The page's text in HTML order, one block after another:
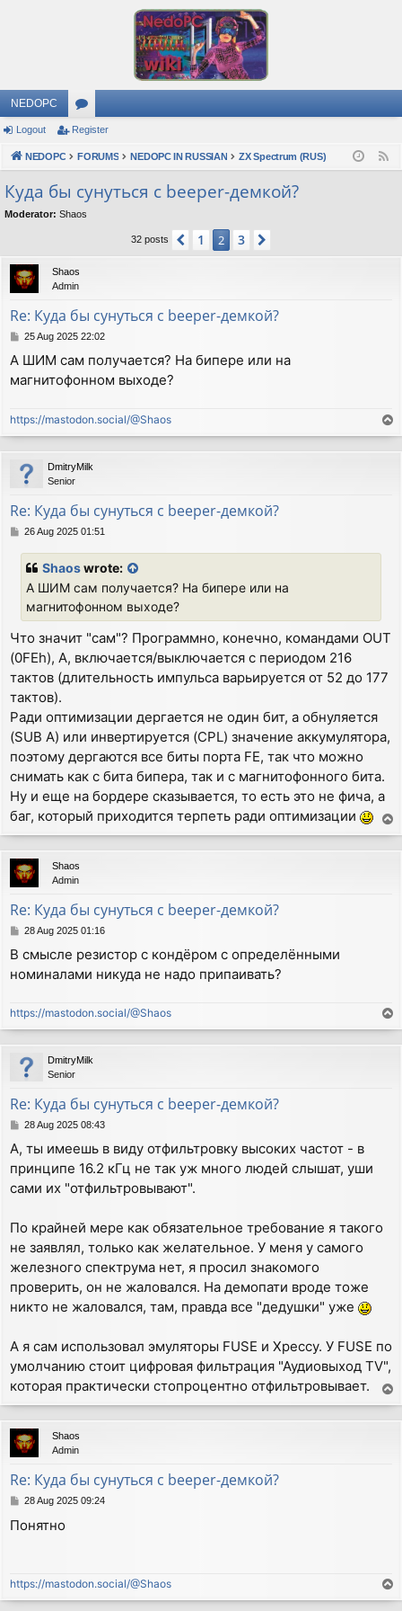
NEDOPC
or
u
s
Logout Register
NEDOPC FORUMS NEDOPC IN RUSSIAN ZX Spectrum (RUS)
Куда бы сунуться с beeper-демкой?
Moderator: Shaos
32 posts Previous
1 2 3
Shaos
Admin
Re: Куда бы сунуться с beeper-демкой?
P
s
t
25 Aug 2025 22:02
А ШИМ сам получается? На бипере или на
магнитофонном выходе?
https://mastodon.social/@Shaos
o
p
DmitryMilk
Senior
Re: Куда бы сунуться с beeper-демкой?
P26 Aug 2025 01:51
Shaoswrote:
А ШИМ сам получается? На бипере или на
магнитофонном выходе?
Что значит "сам"? Программно, конечно, командами OUT
(0FEh), A, включается/выключается с периодом 216
тактов (длительность импульса варьируется от 52 до 177
тактов).
Ради оптимизации дергается не один бит, а обнуляется
(SUB A) или инвертируется (CPL) значение аккумулятора,
поэтому дергаются все биты порта FE, так что можно
снимать как с бита бипера, так и с магнитофонного бита.
Ну и еще на бордере сказывается, то есть это не фича, а
баг, который приходится терпеть ради оптимизации
o
p
Shaos
Admin
Re: Куда бы сунуться с beeper-демкой?
P
s
t
28 Aug 2025 01:16
В смысле резистор с кондёром с определёнными
номиналами никуда не надо припаивать?
https://mastodon.social/@Shaos
o
p
DmitryMilk
Senior
Re: Куда бы сунуться с beeper-демкой?
P
s
t
28 Aug 2025 08:43
А, ты имеешь в виду отфильтровку высоких частот - в
принципе 16.2 кГц не так уж много людей слышат, уши
сами их "отфильтровывают".
По крайней мере как обязательное требование я такого
не заявлял, только как желательное. У меня у самого
железного спектрума нет, я просил знакомого
проверить, он не жаловался. На демопати вроде тоже
никто не жаловался, там, правда все "дедушки" уже
А я сам использовал эмуляторы FUSE и Xpeccy. У FUSE по
умолчанию стоит цифровая фильтрация "Аудиовыход TV",
которая практически стопроцентно отфильтровывает.
o
p
Shaos
Admin
Re: Куда бы сунуться с beeper-демкой?
P
s
28 Aug 2025 09:24
Понятно
https://mastodon.social/@Shaos
o